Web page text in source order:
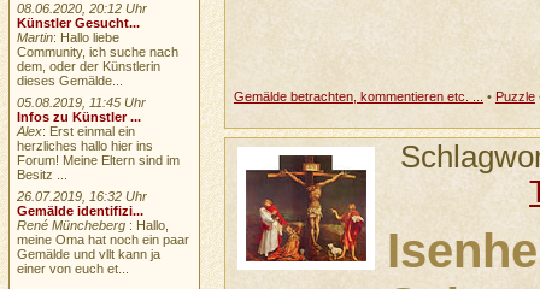
Gemälde betrachten, kommentieren etc. ... • Puzzle
08.06.2020, 20:12 Uhr
Künstler Gesucht...
Martin: Hallo liebe
Community, ich suche nach
dem, oder der Künstlerin
dieses Gemälde...
05.08.2019, 11:45 Uhr
Infos zu Künstler ...
Alex: Erst einmal ein
herzliches hallo hier ins
Forum! Meine Eltern sind im
Besitz ...
26.07.2019, 16:32 Uhr
Gemälde identifizi...
René Müncheberg : Hallo,
meine Oma hat noch ein paar
Gemälde und vllt kann ja
einer von euch et...